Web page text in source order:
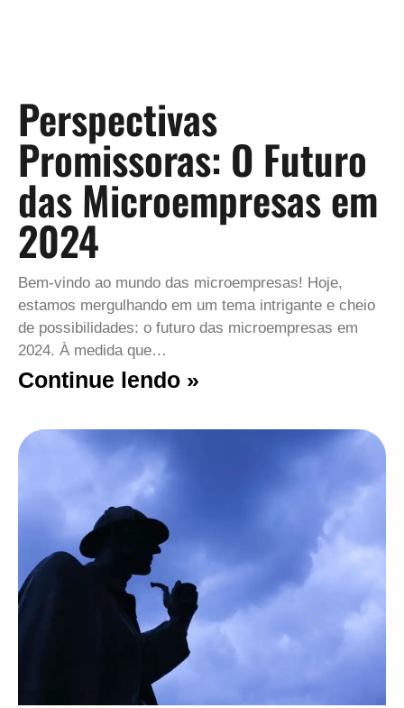
Perspectivas
Promissoras: O Futuro
das Microempresas em
2024
Bem-vindo ao mundo das microempresas! Hoje,
estamos mergulhando em um tema intrigante e cheio
de possibilidades: o futuro das microempresas em
2024. À medida que…
Continue lendo »